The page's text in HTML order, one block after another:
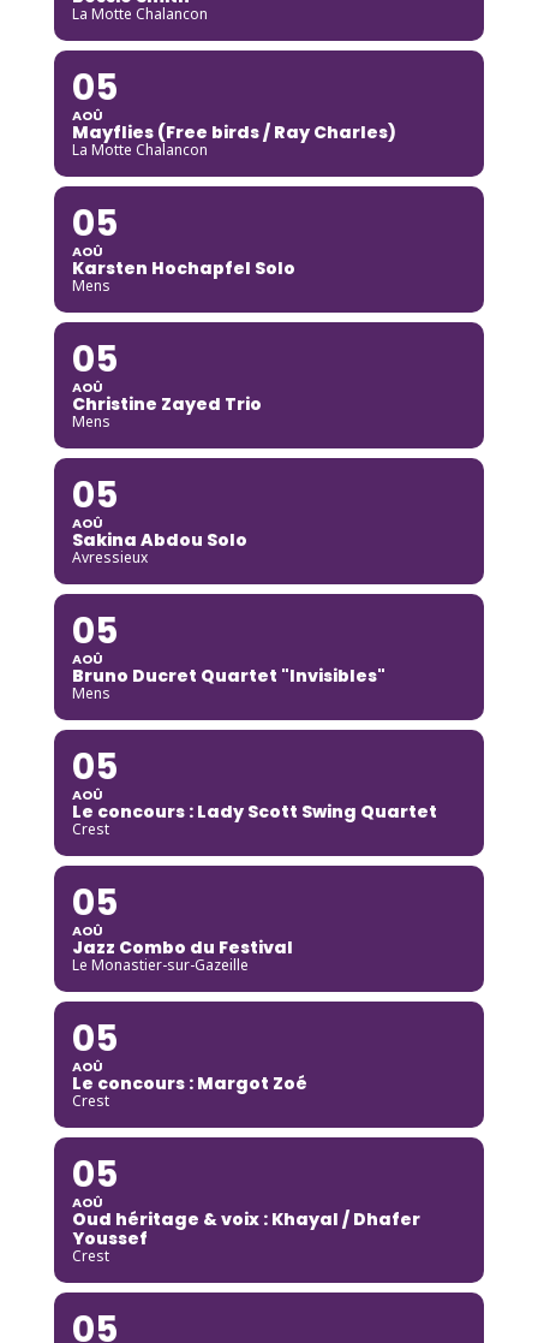
La Motte Chalancon
05
AOÛ
Mayflies (Free birds / Ray Charles)
La Motte Chalancon
05
AOÛ
Karsten Hochapfel Solo
Mens
05
AOÛ
Christine Zayed Trio
Mens
05
AOÛ
Sakina Abdou Solo
Avressieux
05
AOÛ
Bruno Ducret Quartet "Invisibles"
Mens
05
AOÛ
Le concours : Lady Scott Swing Quartet
Crest
05
AOÛ
Jazz Combo du Festival
Le Monastier-sur-Gazeille
05
AOÛ
Le concours : Margot Zoé
Crest
05
AOÛ
Oud héritage & voix : Khayal / Dhafer
Youssef
Crest
05